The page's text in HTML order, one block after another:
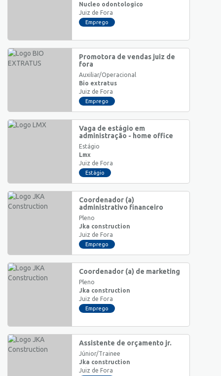
Nucleo odontologico
Juiz de Fora
Emprego
Promotora de vendas juiz de
fora
Auxiliar/Operacional
Bio extratus
Juiz de Fora
Emprego
Vaga de estágio em
administração - home office
Estágio
Lmx
Juiz de Fora
Estágio
Coordenador (a)
administrativo financeiro
Pleno
Jka construction
Juiz de Fora
Emprego
Coordenador (a) de marketing
Pleno
Jka construction
Juiz de Fora
Emprego
Assistente de orçamento jr.
Júnior/Trainee
Jka construction
Juiz de Fora